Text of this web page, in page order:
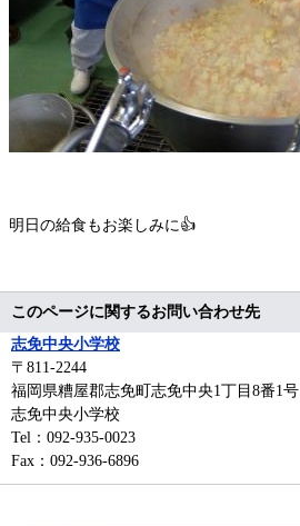
明日の給食もお楽しみに👍
このページに関するお問い合わせ先
志免中央小学校
〒811-2244
福岡県糟屋郡志免町志免中央1丁目8番1号
志免中央小学校
Tel：092-935-0023
Fax：092-936-6896